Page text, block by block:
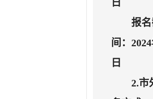
日
报
间：202
日
2.市